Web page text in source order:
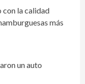
con la calidad
más
un auto